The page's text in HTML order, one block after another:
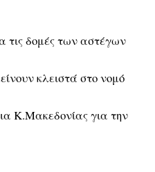
τις δομές των αστέγων
κλειστά στο νομό
Κ.Μακεδονίας για την